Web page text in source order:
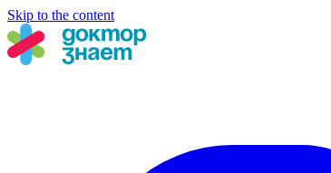
Skip to the content